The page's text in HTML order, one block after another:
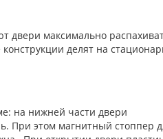
двери максимально
делят на
на нижней части двери
При этом магнитный стоппер